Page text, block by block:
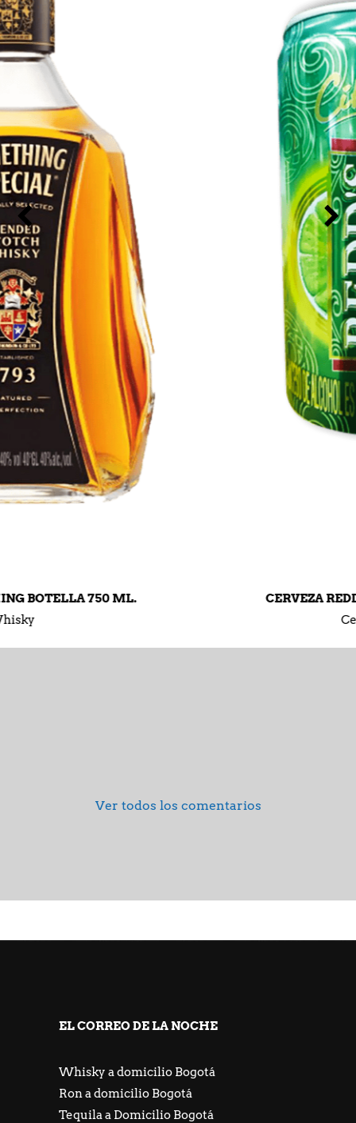
CERVEZA REDDS 269 ML EN LATA
Ver todos los comentarios
EL CORREO DE LA NOCHE
Whisky a domicilio Bogotá
Ron a domicilio Bogotá
Tequila a Domicilio Bogotá